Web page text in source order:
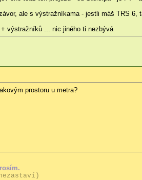
ale s výstražníkama - jestli máš TRS
výstražníků ... nic jiného ti nezbývá
prostoru u metra?